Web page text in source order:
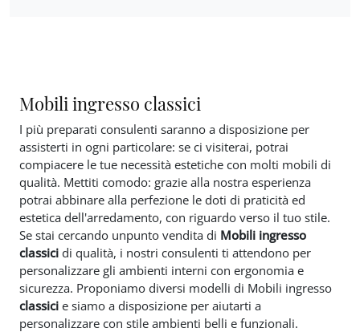
Mobili ingresso classici
I più preparati consulenti saranno a disposizione per
assisterti in ogni particolare: se ci visiterai, potrai
compiacere le tue necessità estetiche con molti mobili di
qualità. Mettiti comodo: grazie alla nostra esperienza
potrai abbinare alla perfezione le doti di praticità ed
estetica dell'arredamento, con riguardo verso il tuo stile.
Se stai cercando unpunto vendita di Mobili ingresso
classici di qualità, i nostri consulenti ti attendono per
personalizzare gli ambienti interni con ergonomia e
sicurezza. Proponiamo diversi modelli di Mobili ingresso
classici e siamo a disposizione per aiutarti a
personalizzare con stile ambienti belli e funzionali.